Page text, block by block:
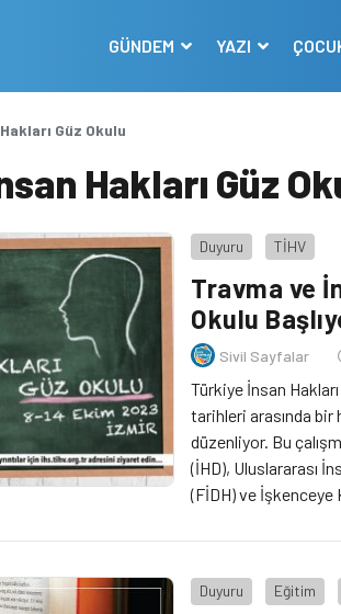
GÜNDEM YAZI
Güz Okulu
Hakları Güz
Duyuru TİHV
Travma ve
Okulu
Sivil Sayfalar
Türkiye İnsan
tarihleri arasında bir
düzenliyor. Bu
(İHD), Uluslararası
(FİDH) ve İşkenceye
tarafından yürütülen
Sonrası Dönemde
Korunması ve
Duyuru Eğitim